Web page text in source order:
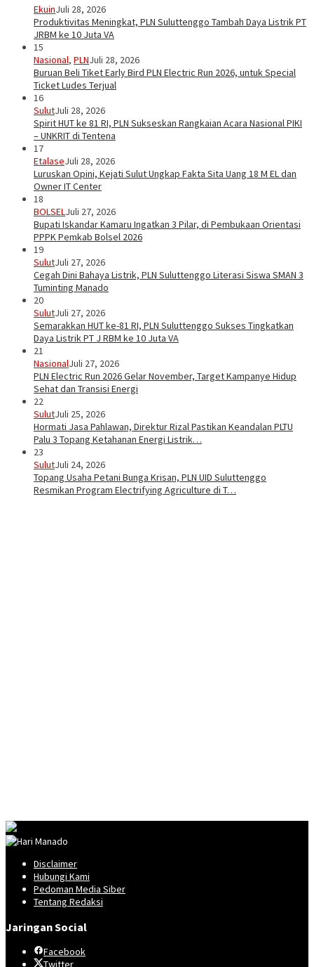
EkuinJuli 28, 2026
Produktivitas Meningkat, PLN Suluttenggo Tambah Daya Listrik PT
JRBM ke 10 Juta VA
15
Nasional, PLNJuli 28, 2026
Buruan Beli Tiket Early Bird PLN Electric Run 2026, untuk Special
Ticket Ludes Terjual
16
SulutJuli 28, 2026
Spirit HUT ke 81 RI, PLN Sukseskan Rangkaian Acara Nasional PIKI
– UNKRIT di Tentena
17
EtalaseJuli 28, 2026
Luruskan Opini, Kejati Sulut Ungkap Fakta Sita Uang 18 M EL dan
Owner IT Center
18
BOLSELJuli 27, 2026
Bupati Iskandar Kamaru Ingatkan 3 Pilar, di Pembukaan Orientasi
PPPK Pemkab Bolsel 2026
19
SulutJuli 27, 2026
Cegah Dini Bahaya Listrik, PLN Suluttenggo Literasi Siswa SMAN 3
Tuminting Manado
20
SulutJuli 27, 2026
Semarakkan HUT ke-81 RI, PLN Suluttenggo Sukses Tingkatkan
Daya Listrik PT J RBM ke 10 Juta VA
21
NasionalJuli 27, 2026
PLN Electric Run 2026 Gelar November, Target Kampanye Hidup
Sehat dan Transisi Energi
22
SulutJuli 25, 2026
Hormati Jasa Pahlawan, Direktur Rizal Pastikan Keandalan PLTU
Palu 3 Topang Ketahanan Energi Listrik…
23
SulutJuli 24, 2026
Topang Usaha Petani Bunga Krisan, PLN UID Suluttenggo
Resmikan Program Electrifying Agriculture di T…
Disclaimer
Hubungi Kami
Pedoman Media Siber
Tentang Redaksi
Jaringan Social
Facebook
Twitter